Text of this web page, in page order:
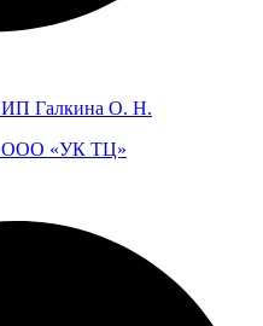
ИП Галкина О. Н.
ООО «УК ТЦ»